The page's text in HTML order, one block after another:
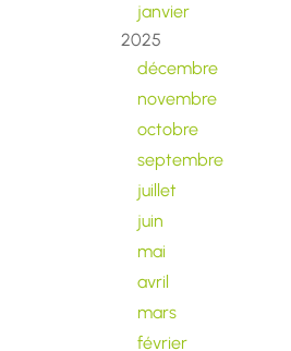
janvier
2025
décembre
novembre
octobre
septembre
juillet
juin
mai
avril
mars
février